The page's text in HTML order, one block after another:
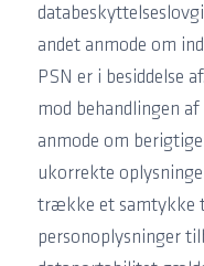
andet anmode om
PSN er i besiddelse
mod behandlingen
anmode om
ukorrekte
trække et samtykke
personoplysninger